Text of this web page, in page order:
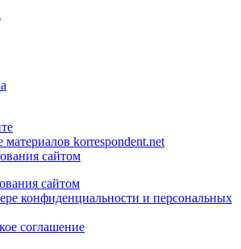
материалов korrespondent.net
сайтом
сайтом
конфиденциальности и персональных
соглашение